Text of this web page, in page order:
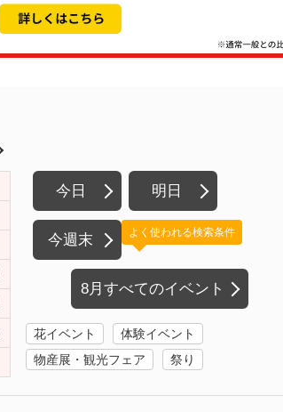
今日 明日
今週末
8月すべてのイベント
よく使われる検索条件
花イベント
体験イベント
物産展・観光フェア
祭り